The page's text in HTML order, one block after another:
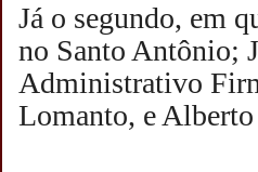
Já o segundo, em
no Santo Antônio;
Administrativo
Lomanto, e